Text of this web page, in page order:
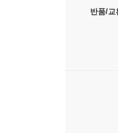
반품/교